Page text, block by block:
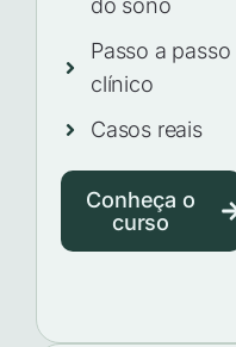
Passo a passo
clínico
Casos reais
Conheça o
curso